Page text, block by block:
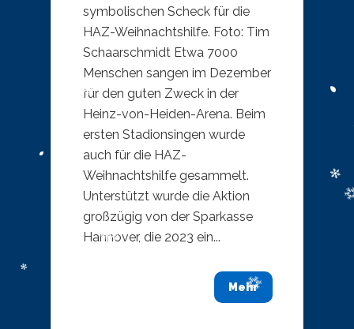
symbolischen Scheck für die
HAZ-Weihnachtshilfe. Foto: Tim
Schaarschmidt Etwa 7000
Menschen sangen im Dezember
für den guten Zweck in der
Heinz-von-Heiden-Arena. Beim
ersten Stadionsingen wurde
auch für die HAZ-
Weihnachtshilfe gesammelt.
Unterstützt wurde die Aktion
großzügig von der Sparkasse
Hannover, die 2023 ein...
Mehr